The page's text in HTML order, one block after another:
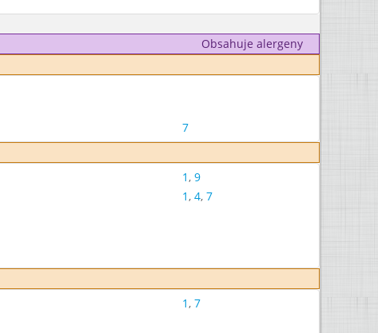
Obsahuje alergeny
7
1, 9
1, 4, 7
1, 7